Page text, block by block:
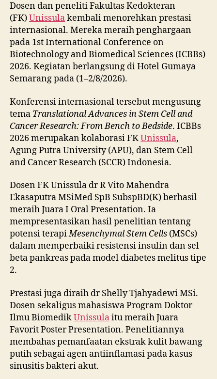
Dosen dan peneliti Fakultas Kedokteran
(FK)Unissulakembali menorehkan prestasi
internasional. Mereka meraih penghargaan
pada 1st International Conference on
Biotechnology and Biomedical Sciences (ICBBs)
2026. Kegiatan berlangsung di Hotel Gumaya
Semarang pada (1–2/8/2026).
Konferensi internasional tersebut mengusung
tema Translational Advances in Stem Cell and
Cancer Research: From Bench to Bedside. ICBBs
2026 merupakan kolaborasi FKUnissula,
Agung Putra University (APU), dan Stem Cell
and Cancer Research (SCCR) Indonesia.
Dosen FK Unissula dr R Vito Mahendra
Ekasaputra MSiMed SpB SubspBD(K) berhasil
meraih Juara I Oral Presentation. Ia
mempresentasikan hasil penelitian tentang
potensi terapiMesenchymal Stem Cells (MSCs)
dalam memperbaiki resistensi insulin dan sel
beta pankreas pada model diabetes melitus tipe
2.
Prestasi juga diraih dr Shelly Tjahyadewi MSi.
Dosen sekaligus mahasiswa Program Doktor
Ilmu BiomedikUnissulaitu meraih Juara
Favorit Poster Presentation. Penelitiannya
membahas pemanfaatan ekstrak kulit bawang
putih sebagai agen antiinflamasi pada kasus
sinusitis bakteri akut.